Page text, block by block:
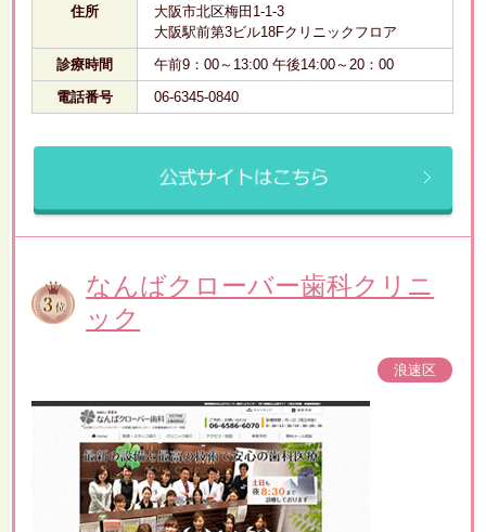
住所
大阪市北区梅田1-1-3
大阪駅前第3ビル18Fクリニックフロア
診療時間
午前9：00～13:00 午後14:00～20：00
電話番号
06-6345-0840
なんばクローバー歯科クリニ
ック
浪速区